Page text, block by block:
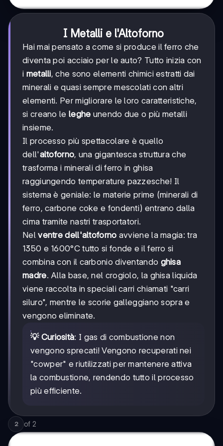
I Metalli e l'Altoforno
Hai mai pensato a come si produce il ferro che
diventa poi acciaio per le auto? Tutto inizia con
i metalli, che sono elementi chimici estratti dai
minerali e quasi sempre mescolati con altri
elementi. Per migliorare le loro caratteristiche,
si creano le leghe unendo due o più metalli
insieme.
Il processo più spettacolare è quello
dell'altoforno, una gigantesca struttura che
trasforma i minerali di ferro in ghisa
raggiungendo temperature pazzesche! Il
sistema è geniale: le materie prime (minerali di
ferro, carbone coke e fondenti) entrano dalla
cima tramite nastri trasportatori.
Nelventre dell'altoforno avviene la magia: tra
1350 e 1600°C tutto si fonde e il ferro si
combina con il carbonio diventando ghisa
madre. Alla base, nel crogiolo, la ghisa liquida
viene raccolta in speciali carri chiamati "carri
siluro", mentre le scorie galleggiano sopra e
vengono eliminate.
💡 Curiosità: I gas di combustione non
vengono sprecati! Vengono recuperati nei
"cowper" e riutilizzati per mantenere attiva
la combustione, rendendo tutto il processo
più efficiente.
2 of 2